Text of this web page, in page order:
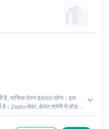
है, मासिक वेतन ₹18000 रहेगा। इस
है। Zepto लेबर, हेल्पर श्रेणी में लोडर/